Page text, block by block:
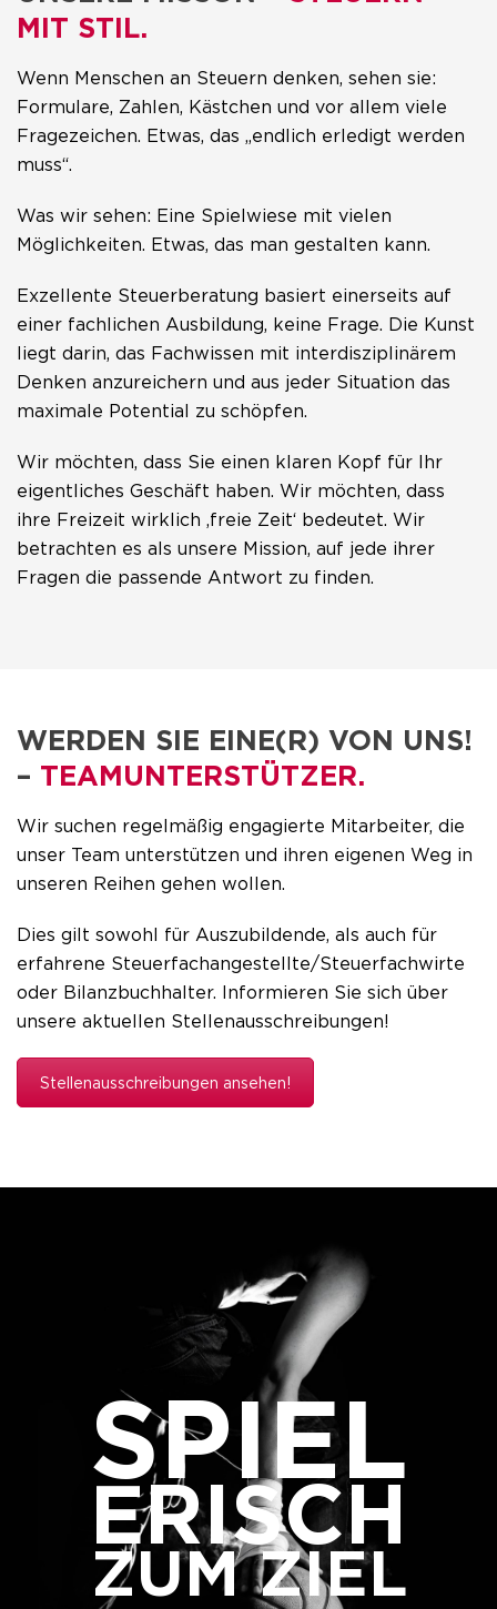
MIT STIL.
Wenn Menschen an Steuern denken, sehen sie:
Formulare, Zahlen, Kästchen und vor allem viele
Fragezeichen. Etwas, das „endlich erledigt werden
muss“.
Was wir sehen: Eine Spielwiese mit vielen
Möglichkeiten. Etwas, das man gestalten kann.
Exzellente Steuerberatung basiert einerseits auf
einer fachlichen Ausbildung, keine Frage. Die Kunst
liegt darin, das Fachwissen mit interdisziplinärem
Denken anzureichern und aus jeder Situation das
maximale Potential zu schöpfen.
Wir möchten, dass Sie einen klaren Kopf für Ihr
eigentliches Geschäft haben. Wir möchten, dass
ihre Freizeit wirklich ‚freie Zeit‘ bedeutet. Wir
betrachten es als unsere Mission, auf jede ihrer
Fragen die passende Antwort zu finden.
WERDEN SIE EINE(R) VON UNS!
– TEAMUNTERSTÜTZER.
Wir suchen regelmäßig engagierte Mitarbeiter, die
unser Team unterstützen und ihren eigenen Weg in
unseren Reihen gehen wollen.
Dies gilt sowohl für Auszubildende, als auch für
erfahrene Steuerfachangestellte/Steuerfachwirte
oder Bilanzbuchhalter. Informieren Sie sich über
unsere aktuellen Stellenausschreibungen!
Stellenausschreibungen ansehen!
SPIEL
ERISCH
ZUM ZIEL